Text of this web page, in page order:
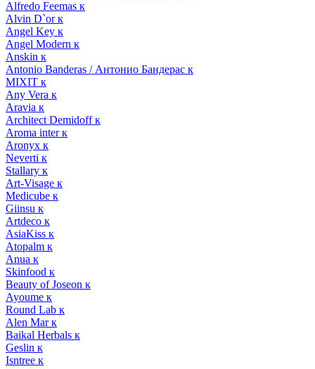
Alfredo Feemas к
Alvin D`or к
Angel Key к
Angel Modern к
Anskin к
Antonio Banderas / Антонио Бандерас к
MIXIT к
Any Vera к
Aravia к
Architect Demidoff к
Aroma inter к
Aronyx к
Neverti к
Stallary к
Art-Visage к
Medicube к
Giinsu к
Artdeco к
AsiaKiss к
Atopalm к
Anua к
Skinfood к
Beauty of Joseon к
Ayoume к
Round Lab к
Alen Mar к
Baikal Herbals к
Geslin к
Isntree к